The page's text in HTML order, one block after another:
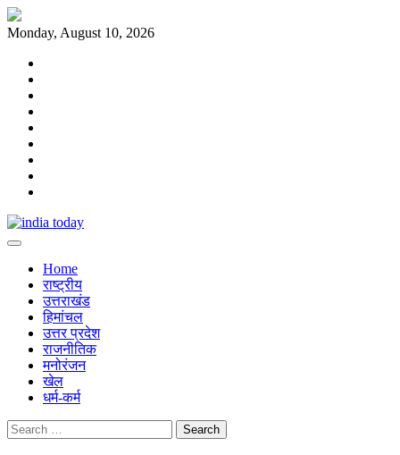
Skip
to
Monday, August 10, 2026
Home
राष्ट्रीय
उत्तराखंड
हिमांचल
उत्तर प्रदेश
राजनीतिक
मनोरंजन
खेल
धर्म-कर्म
Search
for: